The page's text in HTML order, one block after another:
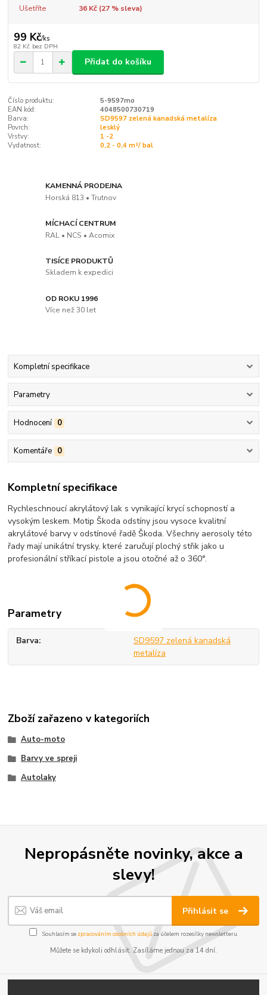
Ušetříte 36 Kč (27% sleva)
99 Kč/ks
82 Kč bez DPH
Přidat do košíku
Číslo produktu:
5-9597mo
EAN kód:
4048500730719
Barva:
SD9597 zelená kanadská metalíza
Povrch:
lesklý
Vrstvy:
1 -2
Vydatnost:
0,2 - 0,4 m²/ bal
KAMENNÁ PRODEJNA
Horská 813 • Trutnov
MÍCHACÍ CENTRUM
RAL • NCS • Acomix
TISÍCE PRODUKTŮ
Skladem k expedici
OD ROKU 1996
Více než 30 let
Kompletní specifikace
Parametry
Hodnocení 0
Komentáře 0
Kompletní specifikace
Rychleschnoucí akrylátový lak s vynikající krycí schopností a
vysokým leskem. Motip Škoda odstíny jsou vysoce kvalitní
akrylátové barvy v odstínové řadě Škoda. Všechny aerosoly této
řady mají unikátní trysky, které zaručují plochý střik jako u
profesionální stříkací pistole a jsou otočné až o 360°.
Parametry
Barva
SD9597 zelená kanadská
metalíza
Zboží zařazeno v kategoriích
Auto-moto
Barvy ve spreji
Autolaky
Nepropásněte novinky, akce a
slevy!
Přihlásit se
Souhlasím se zpracováním osobních údajůza účelem rozesílky newsletteru.
Můžete se kdykoli odhlásit. Zasíláme jednou za 14 dní.